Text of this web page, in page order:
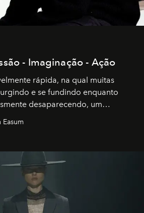
- Imaginação - Ação
rápida, na qual muitas
e se fundindo enquanto
desaparecendo, um
abrindo caminho para muitos
um claro senso de missão na vida e